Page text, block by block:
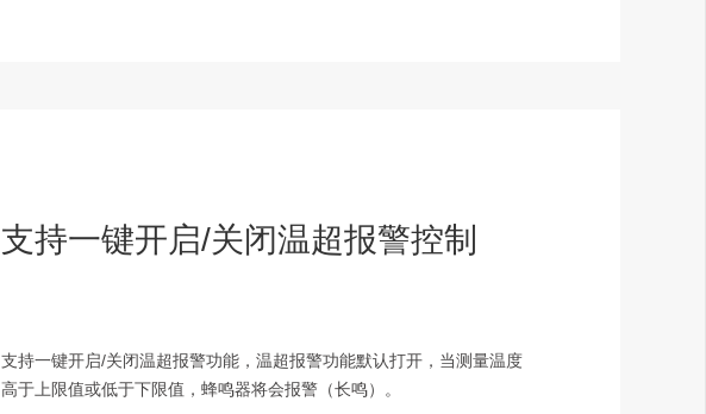
支持一键开启/关闭温超报警控制
支持一键开启/关闭温超报警功能，温超报警功能默认打开，当测量温度
高于上限值或低于下限值，蜂鸣器将会报警（长鸣）。